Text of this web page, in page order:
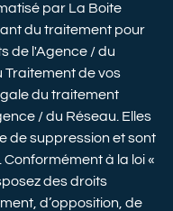
par La Boite
du traitement pour
de l'Agence / du
Traitement de vos
du traitement
/ du Réseau. Elles
de suppression et sont
à la loi «
des droits
d’opposition, de